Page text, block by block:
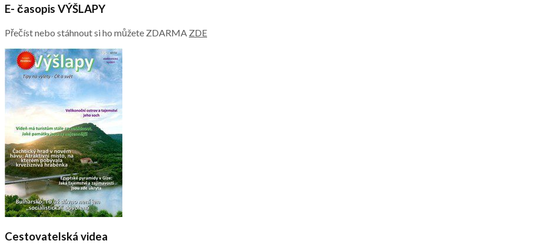
E- časopis VÝŠLAPY
Přečíst nebo stáhnout si ho můžete ZDARMA ZDE
Cestovatelská videa